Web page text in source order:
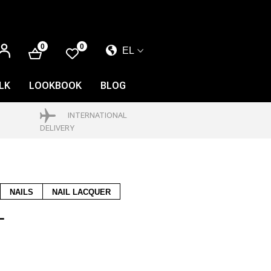
0 0
EL
EN
LOOKBOOK BLOG
INTERNATIONAL
DELIVERY
NAILS NAIL LACQUER